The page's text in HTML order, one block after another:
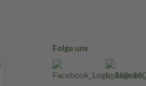
Folge uns